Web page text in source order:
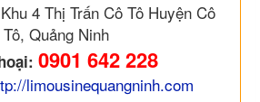
4 Thị Trấn Cô Tô Huyện Cô
Tô, Quảng Ninh
0901 642 228
limousinequangninh.com